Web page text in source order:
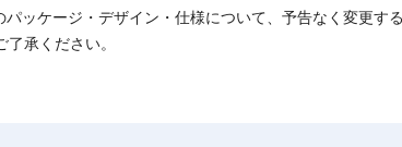
ッケージ・デザイン・仕様について、予告なく変更す
承ください。